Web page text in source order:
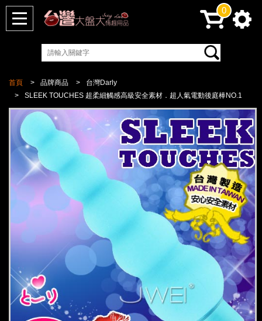
首頁 品牌商品
台灣Darly
SLEEK TOUCHES 超柔細觸感高級安全素材．超人氣電動後庭棒NO.1
0